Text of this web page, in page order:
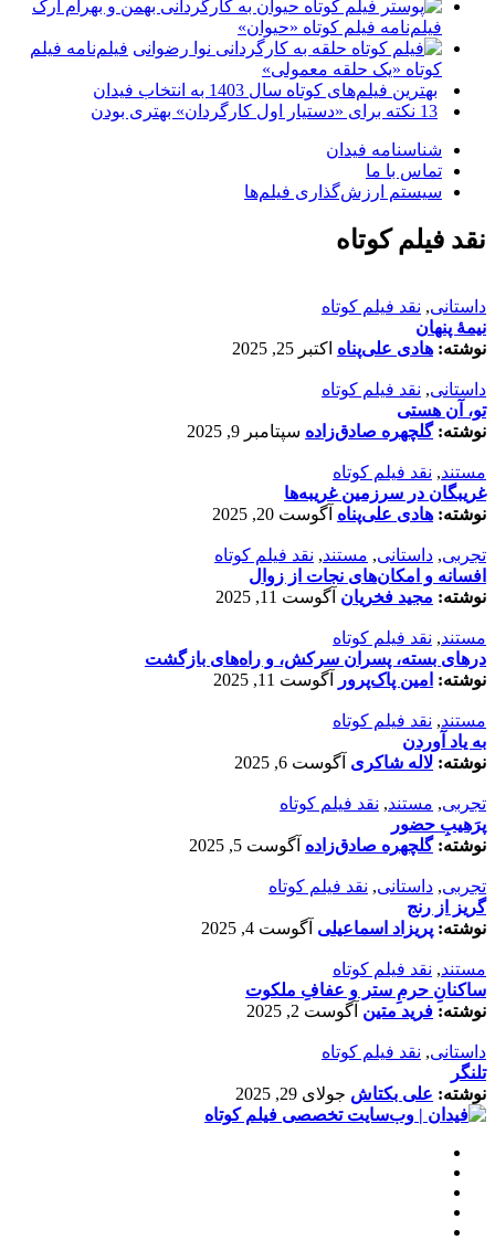
فیلم‌نامه فیلم کوتاه «حیوان»
فیلم‌نامه فیلم
کوتاه «یک حلقه معمولی»
بهترین فیلم‌های کوتاه سال 1403 به انتخاب فیدان
13 نکته برای «دستیار اول کارگردان» بهتری بودن
شناسنامه فیدان
تماس با ما
سیستم ارزش‌گذاری فیلم‌ها
نقد فیلم کوتاه
داستانی, نقد فیلم کوتاه
نیمۀ پنهان
نوشته: هادی علی‌پناه اکتبر 25, 2025
داستانی, نقد فیلم کوتاه
تو، آن هستی
نوشته:گلچهره صادق‌زاده سپتامبر 9, 2025
مستند, نقد فیلم کوتاه
غریبگان در سرزمین غریبه‌ها
نوشته: هادی علی‌پناه آگوست 20, 2025
تجربی, داستانی, مستند, نقد فیلم کوتاه
افسانه‌ و امکان‌های نجات از زوال
نوشته: مجید فخریان آگوست 11, 2025
مستند, نقد فیلم کوتاه
درهای بسته، پسران سرکش، و راه‌های بازگشت
نوشته: امین پاک‌پرور آگوست 11, 2025
مستند, نقد فیلم کوتاه
به یاد آوردن
نوشته: لاله شاکری آگوست 6, 2025
تجربی, مستند, نقد فیلم کوتاه
پرَهیب‌ِ حضور
نوشته:گلچهره صادق‌زاده آگوست 5, 2025
تجربی, داستانی, نقد فیلم کوتاه
گریز از رنج
نوشته: پریزاد اسماعیلی آگوست 4, 2025
مستند, نقد فیلم کوتاه
ساکنانِ حرمِ ستر و عفافِ ملکوت
نوشته: فرید متین آگوست 2, 2025
داستانی, نقد فیلم کوتاه
تلنگر
نوشته: علی بکتاش جولای 29, 2025